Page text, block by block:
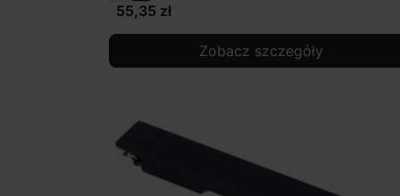
55,35 zł
Zobacz szczegóły